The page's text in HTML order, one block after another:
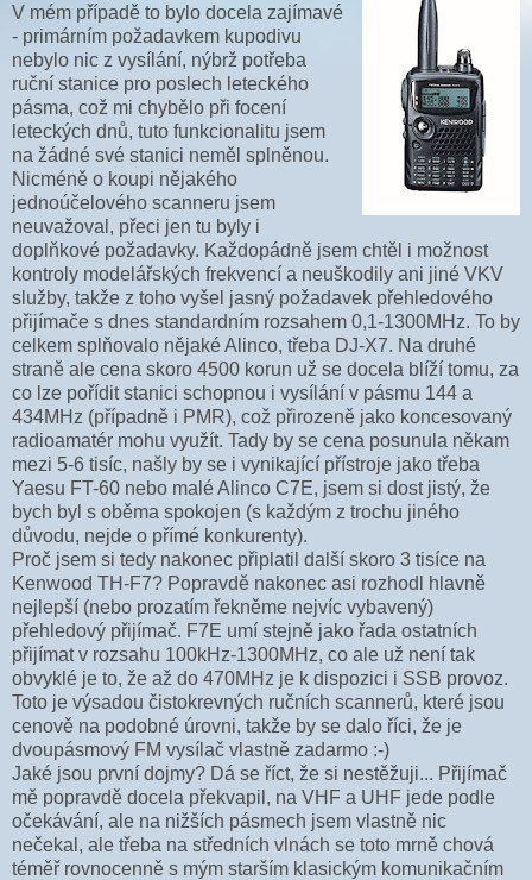
V mém případě to bylo docela zajímavé
- primárním požadavkem kupodivu
nebylo nic z vysílání, nýbrž potřeba
ruční stanice pro poslech leteckého
pásma, což mi chybělo při focení
leteckých dnů, tuto funkcionalitu jsem
na žádné své stanici neměl splněnou.
Nicméně o koupi nějakého
jednoúčelového scanneru jsem
neuvažoval, přeci jen tu byly i
doplňkové požadavky. Každopádně jsem chtěl i možnost
kontroly modelářských frekvencí a neuškodily ani jiné VKV
služby, takže z toho vyšel jasný požadavek přehledového
přijímače s dnes standardním rozsahem 0,1-1300MHz. To by
celkem splňovalo nějaké Alinco, třeba DJ-X7. Na druhé
straně ale cena skoro 4500 korun už se docela blíží tomu, za
co lze pořídit stanici schopnou i vysílání v pásmu 144 a
434MHz (případně i PMR), což přirozeně jako koncesovaný
radioamatér mohu využít. Tady by se cena posunula někam
mezi 5-6 tisíc, našly by se i vynikající přístroje jako třeba
Yaesu FT-60 nebo malé Alinco C7E, jsem si dost jistý, že
bych byl s oběma spokojen (s každým z trochu jiného
důvodu, nejde o přímé konkurenty).
Proč jsem si tedy nakonec připlatil další skoro 3 tisíce na
Kenwood TH-F7? Popravdě nakonec asi rozhodl hlavně
nejlepší (nebo prozatím řekněme nejvíc vybavený)
přehledový přijímač. F7E umí stejně jako řada ostatních
přijímat v rozsahu 100kHz-1300MHz, co ale už není tak
obvyklé je to, že až do 470MHz je k dispozici i SSB provoz.
Toto je výsadou čistokrevných ručních scannerů, které jsou
cenově na podobné úrovni, takže by se dalo říci, že je
dvoupásmový FM vysílač vlastně zadarmo :-)
Jaké jsou první dojmy? Dá se říct, že si nestěžuji... Přijímač
mě popravdě docela překvapil, na VHF a UHF jede podle
očekávání, ale na nižších pásmech jsem vlastně nic
nečekal, ale třeba na středních vlnách se toto mrně chová
téměř rovnocenně s mým starším klasickým komunikačním